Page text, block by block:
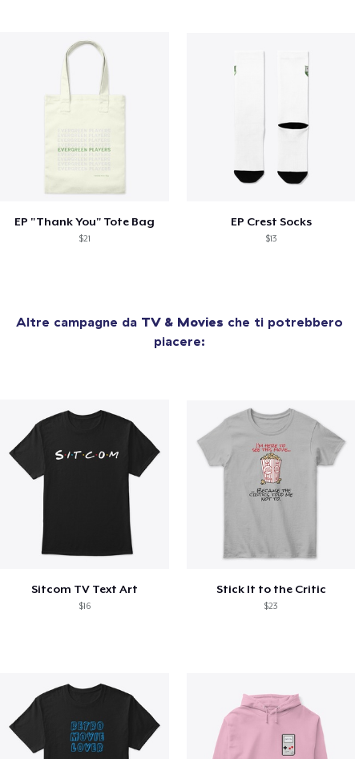
EP "Thank You" Tote Bag
$21
EP Crest Socks
$13
Altre campagne da TV & Movies che ti potrebbero
piacere:
Sitcom TV Text Art
$16
Stick It to the Critic
$23